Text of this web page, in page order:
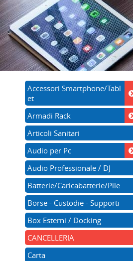
Accessori Smartphone/Tabl
et
Armadi Rack
Articoli Sanitari
Audio per Pc
Audio Professionale / DJ
Batterie/Caricabatterie/Pile
Borse - Custodie - Supporti
Box Esterni / Docking
CANCELLERIA
Carta